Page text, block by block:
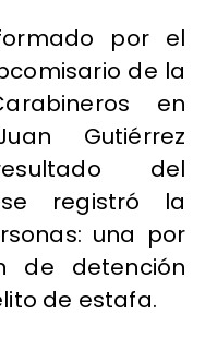
por el
de la
en
Gutiérrez
del
registró la
una por
de detención
de estafa.